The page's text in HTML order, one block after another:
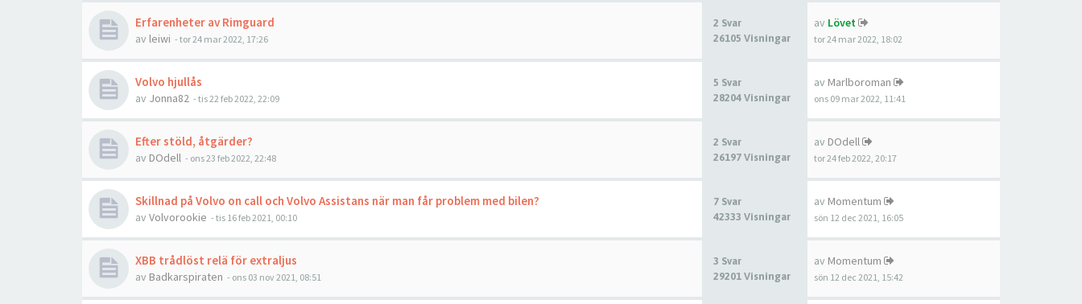
Erfarenheter av Rimguard
av leiwi - tor 24 mar 2022, 17:26
2 Svar
26105 Visningar
av Lövet
tor 24 mar 2022, 18:02
Volvo hjullås
av Jonna82 - tis 22 feb 2022, 22:09
5 Svar
28204 Visningar
av Marlboroman
ons 09 mar 2022, 11:41
Efter stöld, åtgärder?
av DOdell - ons 23 feb 2022, 22:48
2 Svar
26197 Visningar
av DOdell
tor 24 feb 2022, 20:17
Skillnad på Volvo on call och Volvo Assistans när man får problem med bilen?
av Volvorookie - tis 16 feb 2021, 00:10
7 Svar
42333 Visningar
av Momentum
sön 12 dec 2021, 16:05
XBB trådlöst relä för extraljus
av Badkarspiraten - ons 03 nov 2021, 08:51
3 Svar
29201 Visningar
av Momentum
sön 12 dec 2021, 15:42